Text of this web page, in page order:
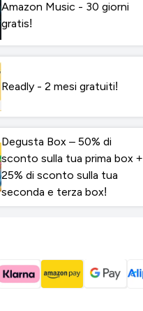
Amazon Music - 30 giorni
gratis!
Readly - 2 mesi gratuiti!
Degusta Box – 50% di
sconto sulla tua prima box +
25% di sconto sulla tua
seconda e terza box!